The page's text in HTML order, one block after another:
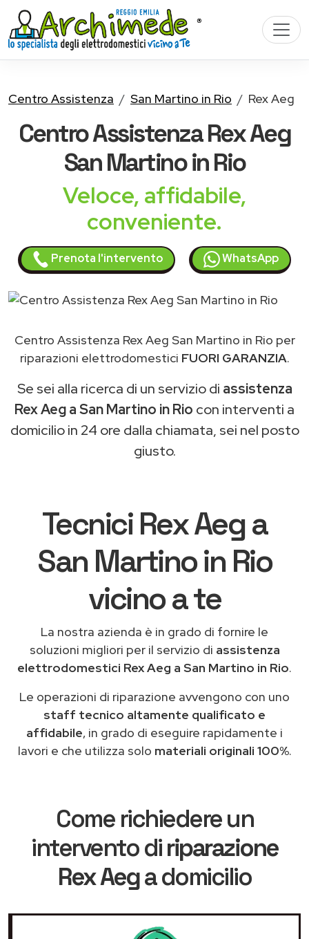
Centro Assistenza San Martino in Rio Rex Aeg
Centro AssistenzaRex Aeg
San Martino in Rio
Veloce, affidabile,
conveniente.
Prenota l'intervento WhatsApp
Centro Assistenza Rex Aeg San Martino in Rio per
riparazioni elettrodomestici FUORI GARANZIA.
Se sei alla ricerca di un servizio di assistenza
Rex Aeg a San Martino in Rio con interventi a
domicilio in 24 ore dalla chiamata, sei nel posto
giusto.
Tecnici Rex Aeg a
San Martino in Rio
vicino a te
La nostra azienda è in grado di fornire le
soluzioni migliori per il servizio di assistenza
elettrodomestici Rex Aeg a San Martino in Rio.
Le operazioni di riparazione avvengono con uno
staff tecnico altamente qualificato e
affidabile, in grado di eseguire rapidamente i
lavori e che utilizza solo materiali originali 100%.
Come richiedere un
intervento diriparazione
Rex Aega domicilio